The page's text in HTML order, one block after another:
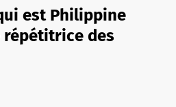
est Philippine
répétitrice des